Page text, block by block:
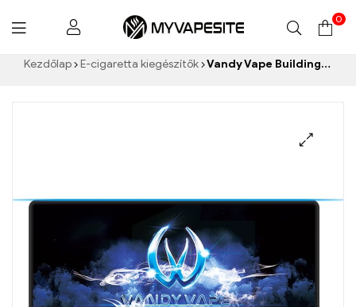
Myvapesite.de
0
Kezdőlap E-cigaretta kiegészítők Vandy Vape Building Mat E cigaretta nagykereskedés丨Egyedi